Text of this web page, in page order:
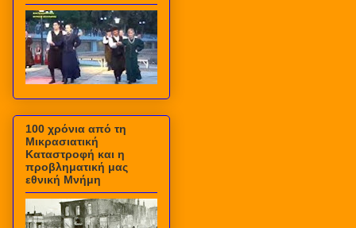
100 χρόνια από τη
Μικρασιατική
Καταστροφή και η
προβληματική μας
εθνική Μνήμη